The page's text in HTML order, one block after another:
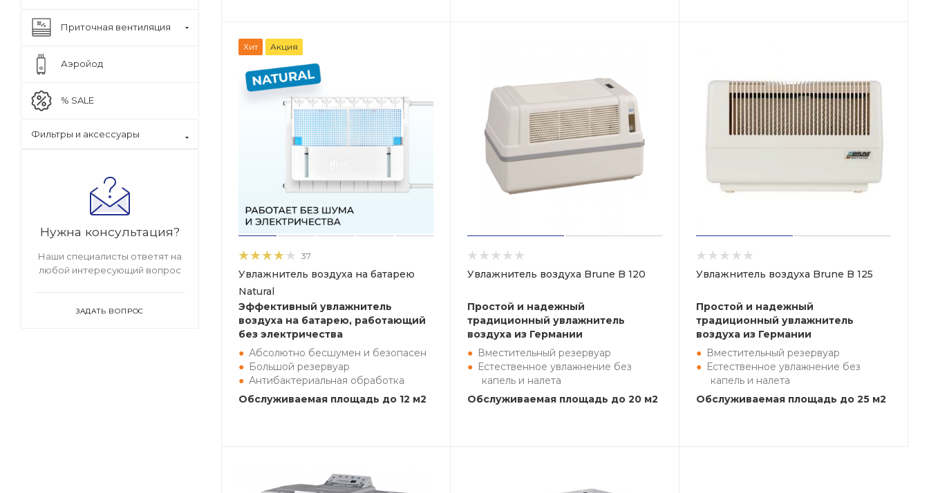
Хит Акция
37
Увлажнитель воздуха на батарею
Natural
Эффективный увлажнитель
воздуха на батарею, работающий
без электричества
Абсолютно бесшумен и безопасен
Большой резервуар
Антибактериальная обработка
Обслуживаемая площадь до 12 м2
Увлажнитель воздуха Brune B 120
Простой и надежный
традиционный увлажнитель
воздуха из Германии
Вместительный резервуар
Естественное увлажнение без
капель и налета
Обслуживаемая площадь до 20 м2
Увлажнитель воздуха Brune B 125
Простой и надежный
традиционный увлажнитель
воздуха из Германии
Вместительный резервуар
Естественное увлажнение без
капель и налета
Обслуживаемая площадь до 25 м2
Приточная вентиляция
Аэройод
% SALE
Фильтры и аксессуары
Нужна консультация?
Наши специалисты ответят на
любой интересующий вопрос
ЗАДАТЬ ВОПРОС